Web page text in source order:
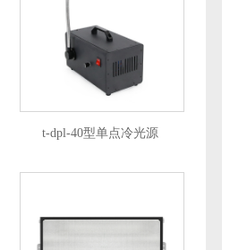
t-dpl-40型单点冷光源